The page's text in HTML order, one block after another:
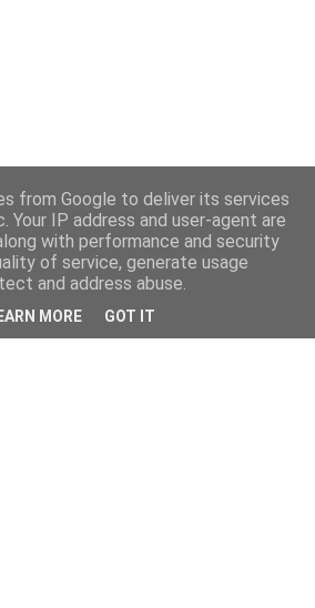
from Google to deliver its services
Your IP address and user-agent are
with performance and security
of service, generate usage
and address abuse.
MORE GOT IT